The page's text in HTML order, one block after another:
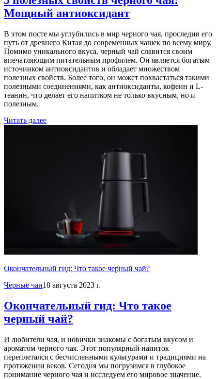
Мощный антиоксидант
В этом посте мы углубились в мир черного чая, проследив его
путь от древнего Китая до современных чашек по всему миру.
Помимо уникального вкуса, черный чай славится своим
впечатляющим питательным профилем. Он является богатым
источником антиоксидантов и обладает множеством
полезных свойств. Более того, он может похвастаться такими
полезными соединениями, как антиоксиданты, кофеин и L-
теанин, что делает его напитком не только вкусным, но и
полезным.
Читать далее
Окончательный гид: Что такое черный чай?
Черные чаи18 августа 2023 г.
Окончательный гид: Что такое
черный чай?
И любители чая, и новички знакомы с богатым вкусом и
ароматом черного чая. Этот популярный напиток
переплетался с бесчисленными культурами и традициями на
протяжении веков. Сегодня мы погрузимся в глубокое
понимание черного чая и исследуем его мировое значение.